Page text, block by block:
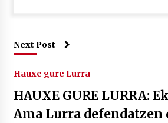
Next Post
Hauxe gure Lurra
HAUXE GURE LURRA:
Ama Lurra defendatzen